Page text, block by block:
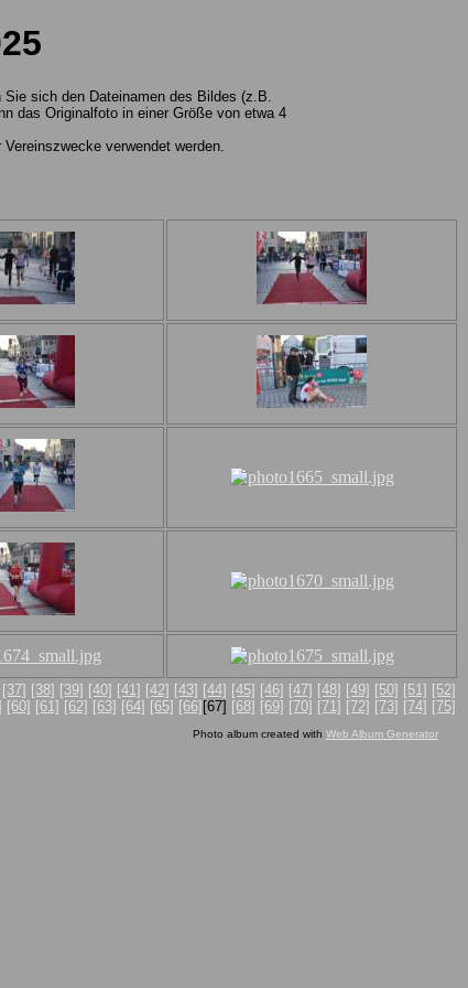
sich den Dateinamen des Bildes (z.B.
das Originalfoto in einer Größe von etwa 4
verwendet werden.
[37] [38] [39] [40] [41] [42] [43] [44] [45] [46] [47] [48] [49] [50] [51] [52]
[60] [61] [62] [63] [64] [65] [66] [67] [68] [69] [70] [71] [72] [73] [74] [75]
Photo album created with Web Album Generator